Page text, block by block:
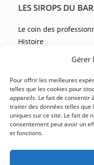
Gérer
Pour offrir les meilleures
telles que les cookies pour
appareils. Le fait de consentir
traiter des données telles que
uniques sur ce site. Le fait de
consentement peut avoir un
et fonctions.
LES SIROPS DU
Le coin des
Histoire
NOUS CONTACTER
FAQ
CGV